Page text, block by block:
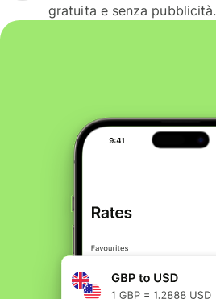
gratuita e senza pubblicità.